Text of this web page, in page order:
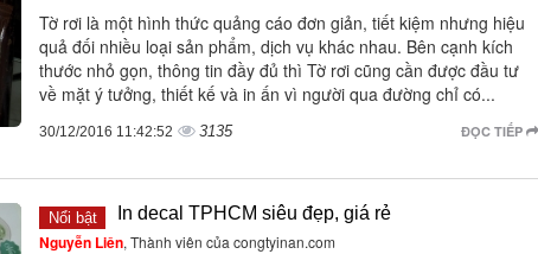
Tờ rơi là một hình thức quảng cáo đơn giản, tiết kiệm nhưng hiệu
quả đối nhiều loại sản phẩm, dịch vụ khác nhau. Bên cạnh kích
thước nhỏ gọn, thông tin đầy đủ thì Tờ rơi cũng cần được đầu tư
về mặt ý tưởng, thiết kế và in ấn vì người qua đường chỉ có...
ĐỌC TIẾP
30/12/2016 11:42:52 3135
Nổi bật In decal TPHCM siêu đẹp, giá rẻ
Nguyễn Liên, Thành viên của congtyinan.com